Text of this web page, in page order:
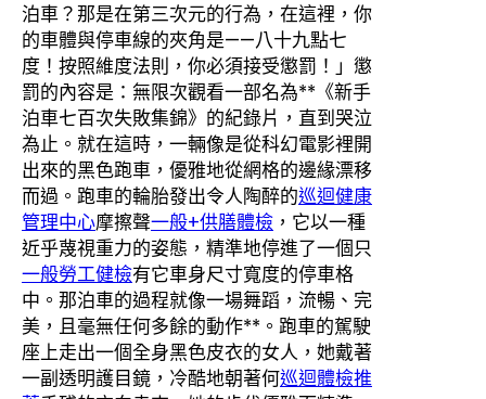
泊車？那是在第三次元的行為，在這裡，你
的車體與停車線的夾角是——八十九點七
度！按照維度法則，你必須接受懲罰！」懲
罰的內容是：無限次觀看一部名為**《新手
泊車七百次失敗集錦》的紀錄片，直到哭泣
為止。就在這時，一輛像是從科幻電影裡開
出來的黑色跑車，優雅地從網格的邊緣漂移
而過。跑車的輪胎發出令人陶醉的巡迴健康
管理中心摩擦聲一般+供膳體檢 ，它以一種
近乎蔑視重力的姿態，精準地停進了一個只
一般勞工健檢有它車身尺寸寬度的停車格
中。那泊車的過程就像一場舞蹈，流暢、完
美，且毫無任何多餘的動作**。跑車的駕駛
座上走出一個全身黑色皮衣的女人，她戴著
一副透明護目鏡，冷酷地朝著何巡迴體檢推